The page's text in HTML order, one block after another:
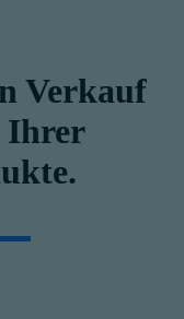
Verkauf
Ihrer